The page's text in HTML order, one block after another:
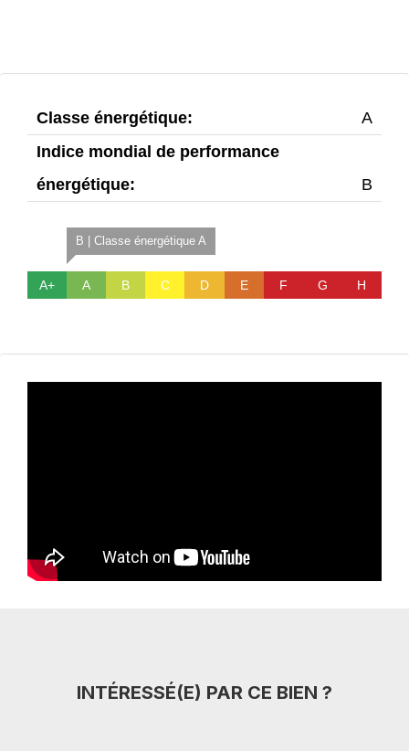
Classe énergétique:
A
Indice mondial de performance
énergétique:
B
A+
B | Classe énergétique A
A B C D E F G H
INTÉRESSÉ(E) PAR CE BIEN ?